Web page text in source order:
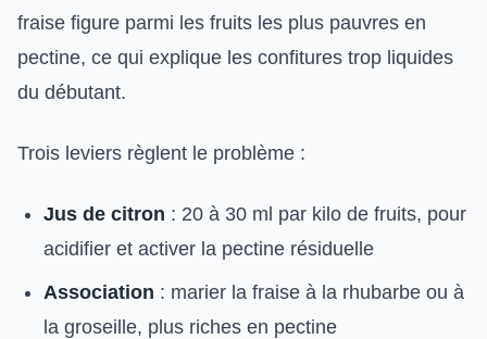
fraise figure parmi les fruits les plus pauvres en
pectine, ce qui explique les confitures trop liquides
du débutant.
Trois leviers règlent le problème :
Jus de citron : 20 à 30 ml par kilo de fruits, pour
acidifier et activer la pectine résiduelle
Association : marier la fraise à la rhubarbe ou à
la groseille, plus riches en pectine